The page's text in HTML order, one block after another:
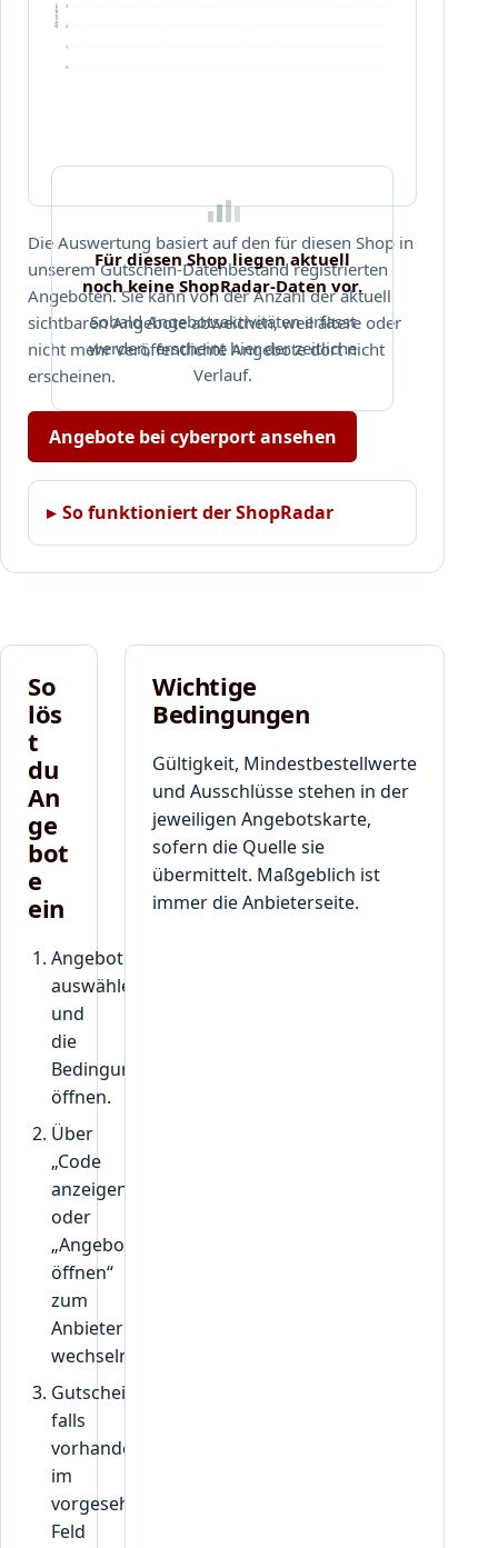
Aktivitäten
0
1
2
3
Für diesen Shop liegen aktuell
noch keine ShopRadar-Daten vor.
Sobald Angebotsaktivitäten erfasst
werden, erscheint hier der zeitliche
Verlauf.
Die Auswertung basiert auf den für diesen Shop in
unserem Gutschein-Datenbestand registrierten
Angeboten. Sie kann von der Anzahl der aktuell
sichtbaren Angebote abweichen, weil ältere oder
nicht mehr veröffentlichte Angebote dort nicht
erscheinen.
Angebote bei cyberport ansehen
So funktioniert der ShopRadar
So
lös
t
du
An
ge
bot
e
ein
Angebot
auswählen
und
die
Bedingungen
öffnen.
Über
„Code
anzeigen“
oder
„Angebot
öffnen“
zum
Anbieter
wechseln.
Gutscheincode,
falls
vorhanden,
im
vorgesehenen
Feld
Wichtige
Bedingungen
Gültigkeit, Mindestbestellwerte
und Ausschlüsse stehen in der
jeweiligen Angebotskarte,
sofern die Quelle sie
übermittelt. Maßgeblich ist
immer die Anbieterseite.